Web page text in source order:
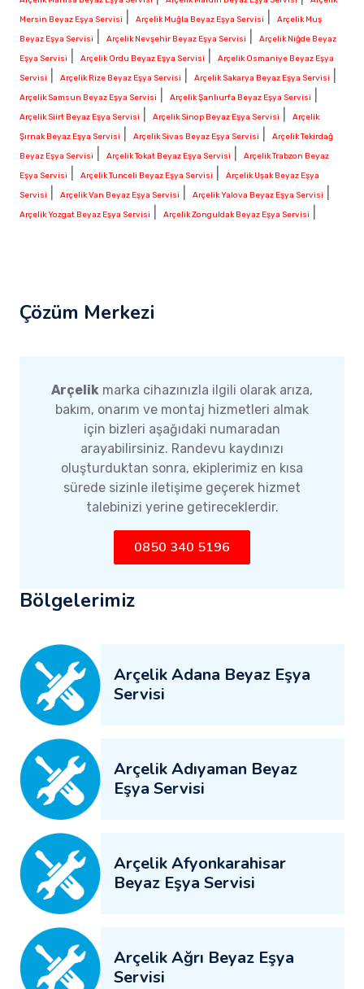
Mersin Beyaz Eşya Servisi
Arçelik Muğla Beyaz Eşya Servisi
Arçelik Muş
Beyaz Eşya Servisi
Arçelik Nevşehir Beyaz Eşya Servisi
Arçelik Niğde Beyaz
Eşya Servisi
Arçelik Ordu Beyaz Eşya Servisi
Arçelik Osmaniye Beyaz Eşya
Servisi
Arçelik Rize Beyaz Eşya Servisi Arçelik Sakarya Beyaz Eşya Servisi
Arçelik Samsun Beyaz Eşya Servisi Arçelik Şanlıurfa Beyaz Eşya Servisi
Arçelik Siirt Beyaz Eşya Servisi Arçelik Sinop Beyaz Eşya Servisi
Arçelik
Şırnak Beyaz Eşya Servisi
Arçelik Sivas Beyaz Eşya Servisi
Arçelik Tekirdağ
Beyaz Eşya Servisi
Arçelik Tokat Beyaz Eşya Servisi
Arçelik Trabzon Beyaz
Eşya Servisi
Arçelik Tunceli Beyaz Eşya Servisi
Arçelik Uşak Beyaz Eşya
Servisi
Arçelik Van Beyaz Eşya Servisi Arçelik Yalova Beyaz Eşya Servisi
Arçelik Yozgat Beyaz Eşya Servisi Arçelik Zonguldak Beyaz Eşya Servisi
Çözüm Merkezi
Arçelik marka cihazınızla ilgili olarak arıza,
bakım, onarım ve montaj hizmetleri almak
için bizleri aşağıdaki numaradan
arayabilirsiniz. Randevu kaydınızı
oluşturduktan sonra, ekiplerimiz en kısa
sürede sizinle iletişime geçerek hizmet
talebinizi yerine getireceklerdir.
0850 340 5196
Bölgelerimiz
Arçelik Adana Beyaz Eşya
Servisi
Arçelik Adıyaman Beyaz
Eşya Servisi
Arçelik Afyonkarahisar
Beyaz Eşya Servisi
Arçelik Ağrı Beyaz Eşya
Servisi